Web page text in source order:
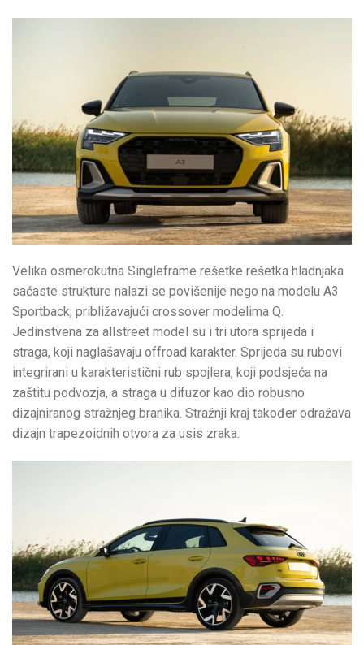
Velika osmerokutna Singleframe rešetke rešetka hladnjaka
saćaste strukture nalazi se povišenije nego na modelu A3
Sportback, približavajući crossover modelima Q.
Jedinstvena za allstreet model su i tri utora sprijeda i
straga, koji naglašavaju offroad karakter. Sprijeda su rubovi
integrirani u karakteristični rub spojlera, koji podsjeća na
zaštitu podvozja, a straga u difuzor kao dio robusno
dizajniranog stražnjeg branika. Stražnji kraj također odražava
dizajn trapezoidnih otvora za usis zraka.